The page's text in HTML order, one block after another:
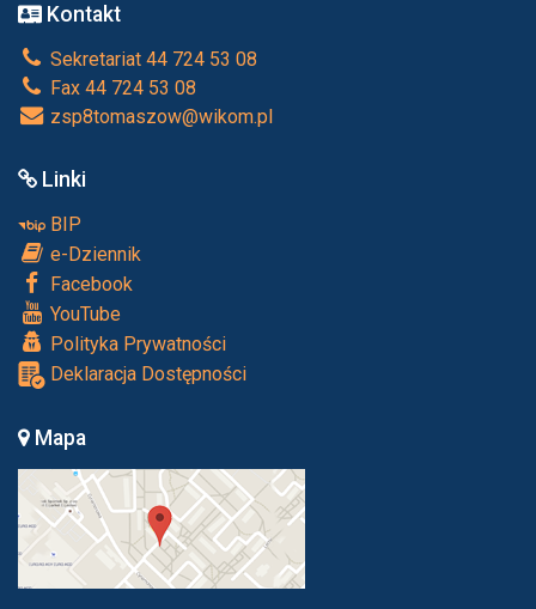
Kontakt
Sekretariat 44 724 53 08
Fax 44 724 53 08
zsp8tomaszow@wikom.pl
Linki
BIP
e-Dziennik
Facebook
YouTube
Polityka Prywatności
Deklaracja Dostępności
Mapa